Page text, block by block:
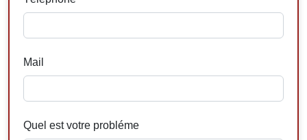
Mail
Quel est votre probléme